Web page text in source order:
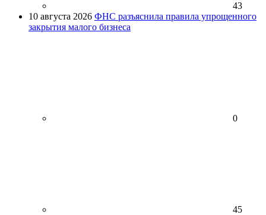
43
10 августа 2026 ФНС разъяснила правила упрощенного
закрытия малого бизнеса
0
45